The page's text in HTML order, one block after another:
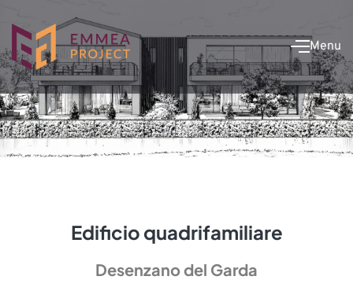
Menu
Edificio quadrifamiliare
Desenzano del Garda